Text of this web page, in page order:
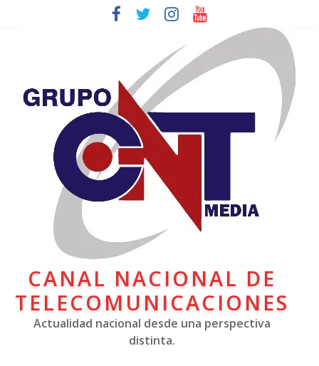
CANAL NACIONAL DE
TELECOMUNICACIONES
Actualidad nacional desde una perspectiva
distinta.